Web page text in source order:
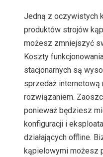
Jedną z oczywistych
produktów strojów
możesz zmniejszyć
Koszty
stacjonarnych są
sprzedaż internetową
rozwiązaniem.
ponieważ będziesz
konfiguracji i
działających offline.
kąpielowymi możesz